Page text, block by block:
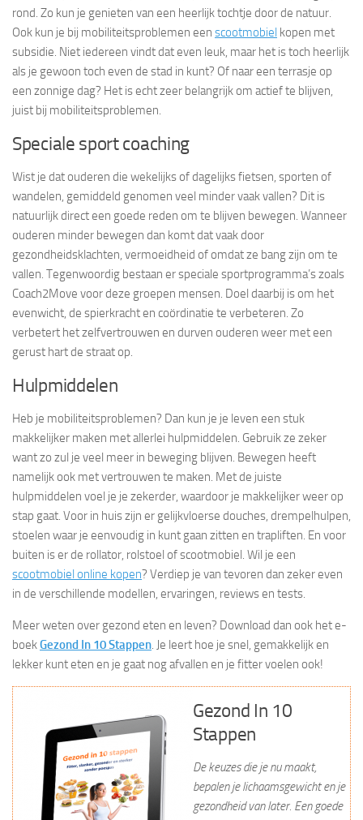
rond. Zo kun je genieten van een heerlijk tochtje door de natuur.
Ook kun je bij mobiliteitsproblemen een scootmobiel kopen met
subsidie. Niet iedereen vindt dat even leuk, maar het is toch heerlijk
als je gewoon toch even de stad in kunt? Of naar een terrasje op
een zonnige dag? Het is echt zeer belangrijk om actief te blijven,
juist bij mobiliteitsproblemen.
Speciale sport coaching
Wist je dat ouderen die wekelijks of dagelijks fietsen, sporten of
wandelen, gemiddeld genomen veel minder vaak vallen? Dit is
natuurlijk direct een goede reden om te blijven bewegen. Wanneer
ouderen minder bewegen dan komt dat vaak door
gezondheidsklachten, vermoeidheid of omdat ze bang zijn om te
vallen. Tegenwoordig bestaan er speciale sportprogramma’s zoals
Coach2Move voor deze groepen mensen. Doel daarbij is om het
evenwicht, de spierkracht en coördinatie te verbeteren. Zo
verbetert het zelfvertrouwen en durven ouderen weer met een
gerust hart de straat op.
Hulpmiddelen
Heb je mobiliteitsproblemen? Dan kun je je leven een stuk
makkelijker maken met allerlei hulpmiddelen. Gebruik ze zeker
want zo zul je veel meer in beweging blijven. Bewegen heeft
namelijk ook met vertrouwen te maken. Met de juiste
hulpmiddelen voel je je zekerder, waardoor je makkelijker weer op
stap gaat. Voor in huis zijn er gelijkvloerse douches, drempelhulpen,
stoelen waar je eenvoudig in kunt gaan zitten en trapliften. En voor
buiten is er de rollator, rolstoel of scootmobiel. Wil je een
scootmobiel online kopen? Verdiep je van tevoren dan zeker even
in de verschillende modellen, ervaringen, reviews en tests.
Meer weten over gezond eten en leven? Download dan ook het e-
boekGezond In 10 Stappen. Je leert hoe je snel, gemakkelijk en
lekker kunt eten en je gaat nog afvallen en je fitter voelen ook!
Gezond In 10
Stappen
De keuzes die je nu maakt,
bepalen je lichaamsgewicht en je
gezondheid van later. Een goede